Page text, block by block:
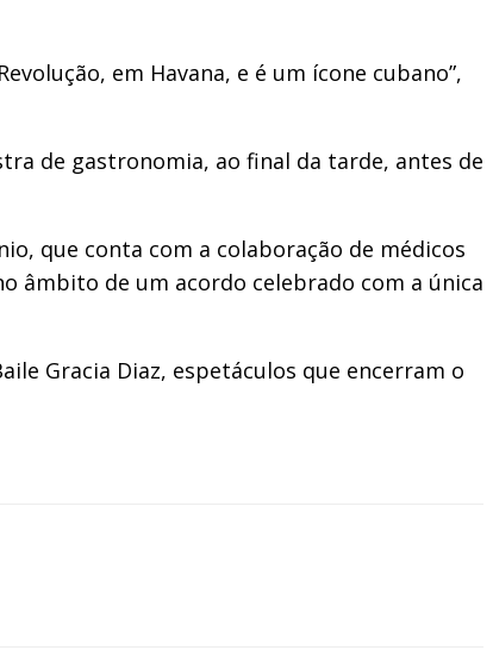
em Havana, e é um ícone cubano”,
de gastronomia, ao final da tarde, antes de
que conta com a colaboração de médicos
âmbito de um acordo celebrado com a única
Gracia Diaz, espetáculos que encerram o